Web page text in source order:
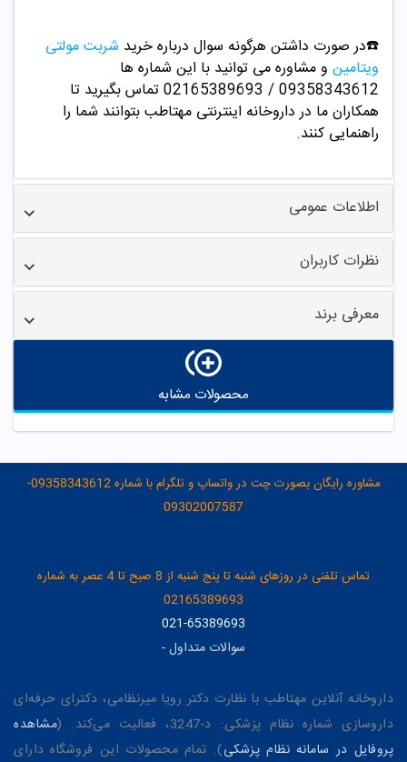
☎️در صورت داشتن هرگونه سوال درباره خرید شربت مولتی
ویتامین و مشاوره می توانید با این شماره ها
09358343612 / 02165389693
تماس بگیرید تا
همکاران ما در داروخانه اینترنتی مهتاطب بتوانند شما را
راهنمایی کنند.
اطلاعات عمومی
نظرات کاربران
معرفی برند
محصولات مشابه
مشاوره رایگان بصورت چت در واتساپ و تلگرام با شماره 09358343612-
09302007587
تماس تلفنی در روزهای شنبه تا پنج شنبه از 8 صبح تا 4 عصر به شماره
02165389693
021-65389693
سوالات متداول-
داروخانه آنلاین مهتاطب با نظارت دکتر رویا میرنظامی، دکترای حرفه‌ای
داروسازی شماره نظام پزشکی: د-3247، فعالیت می‌کند. (
مشاهده
پروفایل در سامانه نظام پزشکی). تمام محصولات این فروشگاه دارای